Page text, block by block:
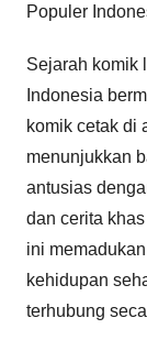
Populer
Sejarah komik
Indonesia
komik cetak di
menunjukkan
antusias
dan cerita
ini
kehidupan
terhubung